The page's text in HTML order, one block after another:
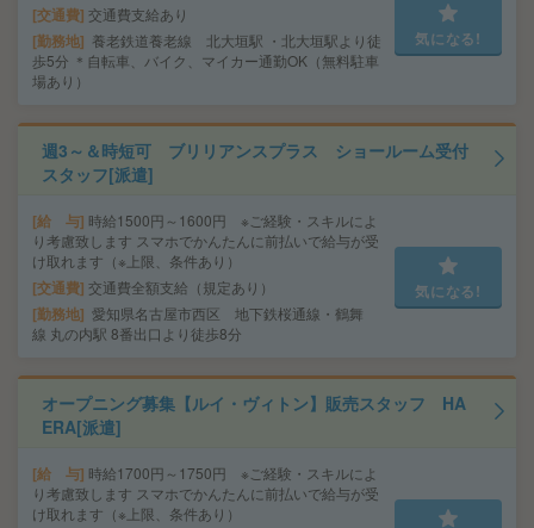
交通費 交通費支給あり
勤務地
養老鉄道養老線 北大垣駅 ・北大垣駅より徒
歩5分 ＊自転車、バイク、マイカー通勤OK（無料駐車
場あり）
気になる!
週3～＆時短可 ブリリアンスプラス ショールーム受付
スタッフ[派遣]
給 与 時給1500円～1600円 ※ご経験・スキルによ
り考慮致します スマホでかんたんに前払いで給与が受
け取れます（※上限、条件あり）
交通費 交通費全額支給（規定あり）
勤務地 愛知県名古屋市西区 地下鉄桜通線・鶴舞
線 丸の内駅 8番出口より徒歩8分
気になる!
オープニング募集【ルイ・ヴィトン】販売スタッフ HA
ERA[派遣]
給 与 時給1700円～1750円 ※ご経験・スキルによ
り考慮致します スマホでかんたんに前払いで給与が受
け取れます（※上限、条件あり）